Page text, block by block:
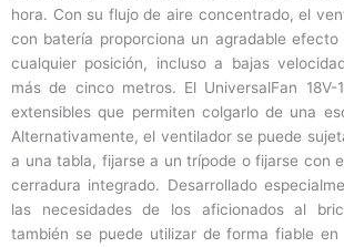
hora. Con su flujo de aire concentrado, el
con batería proporciona un agradable efecto
cualquier posición, incluso a bajas
más de cinco metros. El UniversalFan
extensibles que permiten colgarlo de una
Alternativamente, el ventilador se puede
a una tabla, fijarse a un trípode o fijarse con
cerradura integrado. Desarrollado
las necesidades de los aficionados al
también se puede utilizar de forma fiable en